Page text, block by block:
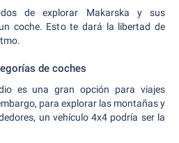
de explorar Makarska y sus
coche. Esto te dará la libertad de
de coches
es una gran opción para viajes
para explorar las montañas y
un vehículo 4x4 podría ser la